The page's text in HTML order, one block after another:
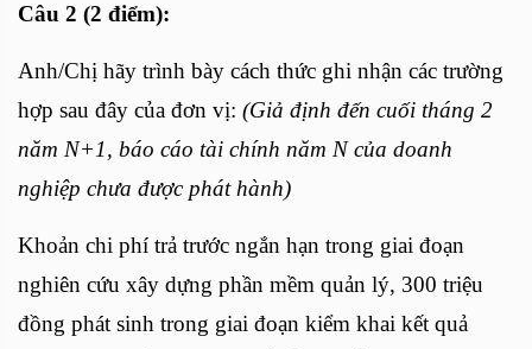
Câu 2 (2 điểm):
Anh/Chị hãy trình bày cách thức ghi nhận các trường
hợp sau đây của đơn vị: (Giả định đến cuối tháng 2
năm N+1, báo cáo tài chính năm N của doanh
nghiệp chưa được phát hành)
Khoản chi phí trả trước ngắn hạn trong giai đoạn
nghiên cứu xây dựng phần mềm quản lý, 300 triệu
đồng phát sinh trong giai đoạn kiểm khai kết quả